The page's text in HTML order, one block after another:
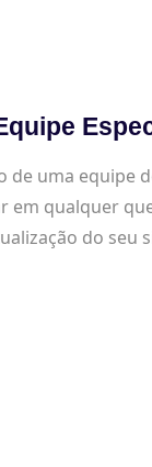
de uma equipe
em qualquer
do seu